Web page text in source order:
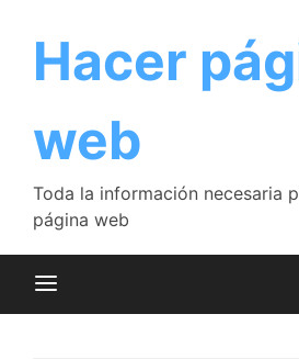
contenido
Hacer
web
Toda la información necesaria
página web